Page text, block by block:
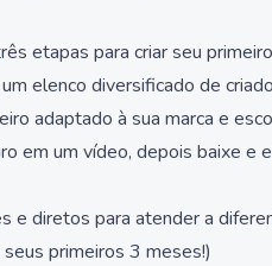
etapas para criar seu
elenco diversificado de
adaptado à sua marca e
em um vídeo, depois baixe
e diretos para atender a
primeiros 3 meses!)